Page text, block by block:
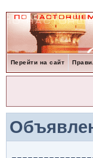
Перейти на сайт